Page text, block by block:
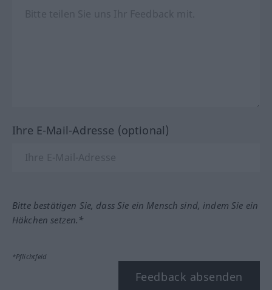
Ihre E-Mail-Adresse (optional)
Bitte bestätigen Sie, dass Sie ein Mensch sind, indem Sie ein
Häkchen setzen.*
*Pflichtfeld
Feedback absenden